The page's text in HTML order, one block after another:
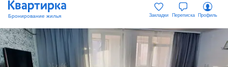
Закладки Переписка Профиль